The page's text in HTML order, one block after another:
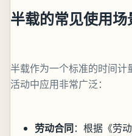
半载的常见使用场
半载作为一个标准的时间计
活动中应用非常广泛：
劳动合同：根据《劳